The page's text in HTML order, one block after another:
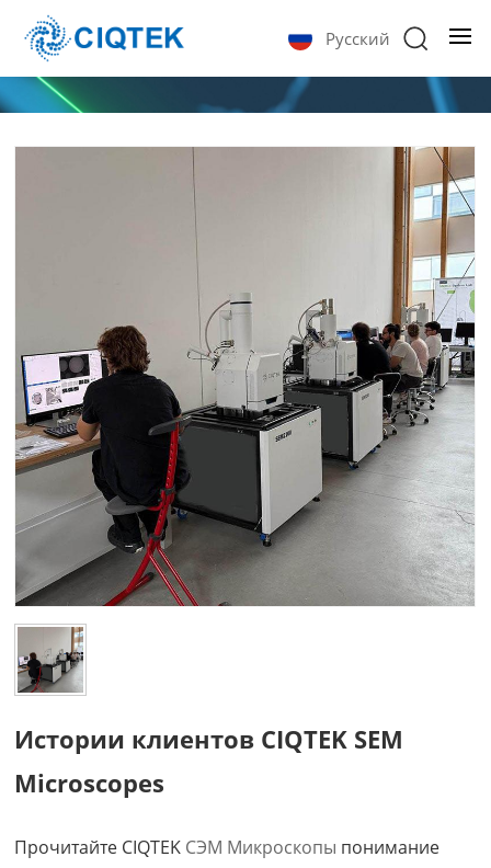
Русский
Истории клиентов CIQTEK SEM
Microscopes
Прочитайте CIQTEK СЭМ Микроскопы понимание